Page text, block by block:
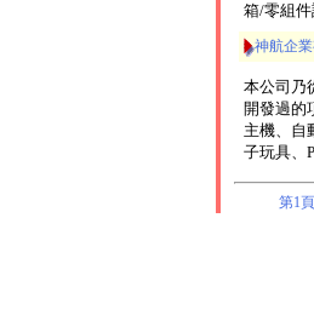
箱/零組
神航企
本公司乃
開發過的
主機、自
子玩具、
第1頁